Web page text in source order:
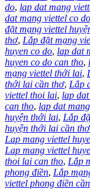
do, lap dat mang
dat mang viettel co
đặt mạng viettel
thơ, Lắp đặt mạng
huyen co do, lap dat
huyen co do can tho,
mạng viettel thới lai,
thới lai cần thơ, Lắp
viettel thoi lai, lap
can tho, lap dat
huyện thới lai, Lắp
huyện thới lai cần thơ
Lap mang viettel
Lap mang viettel
thoi lai can tho, Lắp
phong điền, Lắp
viettel phong điền